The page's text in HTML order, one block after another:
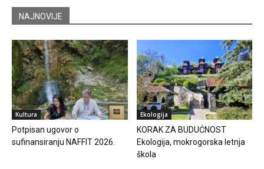
NAJNOVIJE
Kultura
Potpisan ugovor o
sufinansiranju NAFFIT 2026.
Ekologija
KORAK ZA BUDUĆNOST
Ekologija, mokrogorska letnja
škola